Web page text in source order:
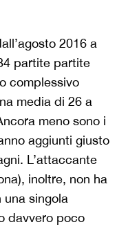
2016 a
partite partite
complessivo
media di 26 a
meno sono i
aggiunti giusto
L’attaccante
inoltre, non ha
singola
davvero poco